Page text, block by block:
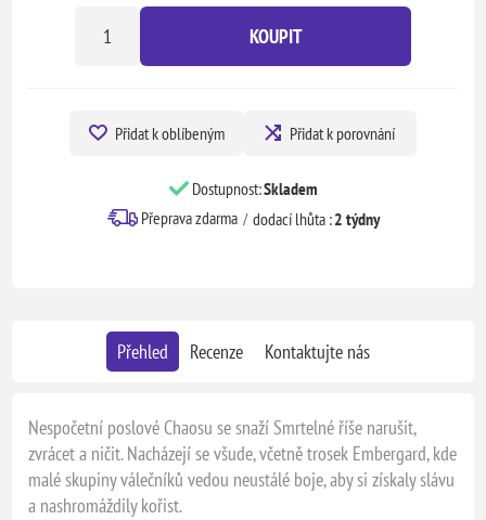
KOUPIT
Přidat k oblíbeným Přidat k porovnání
Dostupnost:Skladem
Přeprava zdarma
dodací lhůta :2 týdny
Přehled Recenze Kontaktujte nás
Nespočetní poslové Chaosu se snaží Smrtelné říše narušit,
zvrácet a ničit. Nacházejí se všude, včetně trosek Embergard, kde
malé skupiny válečníků vedou neustálé boje, aby si získaly slávu
a nashromáždily kořist.